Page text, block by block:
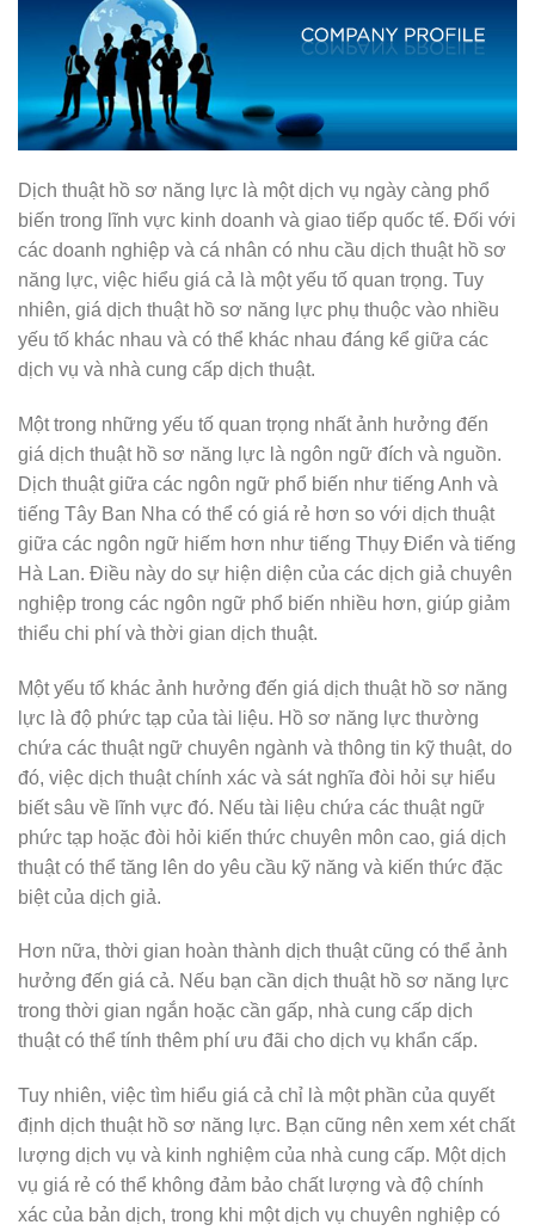
Dịch thuật hồ sơ năng lực là một dịch vụ ngày càng phổ
biến trong lĩnh vực kinh doanh và giao tiếp quốc tế. Đối với
các doanh nghiệp và cá nhân có nhu cầu dịch thuật hồ sơ
năng lực, việc hiểu giá cả là một yếu tố quan trọng. Tuy
nhiên, giá dịch thuật hồ sơ năng lực phụ thuộc vào nhiều
yếu tố khác nhau và có thể khác nhau đáng kể giữa các
dịch vụ và nhà cung cấp dịch thuật.
Một trong những yếu tố quan trọng nhất ảnh hưởng đến
giá dịch thuật hồ sơ năng lực là ngôn ngữ đích và nguồn.
Dịch thuật giữa các ngôn ngữ phổ biến như tiếng Anh và
tiếng Tây Ban Nha có thể có giá rẻ hơn so với dịch thuật
giữa các ngôn ngữ hiếm hơn như tiếng Thụy Điển và tiếng
Hà Lan. Điều này do sự hiện diện của các dịch giả chuyên
nghiệp trong các ngôn ngữ phổ biến nhiều hơn, giúp giảm
thiểu chi phí và thời gian dịch thuật.
Một yếu tố khác ảnh hưởng đến giá dịch thuật hồ sơ năng
lực là độ phức tạp của tài liệu. Hồ sơ năng lực thường
chứa các thuật ngữ chuyên ngành và thông tin kỹ thuật, do
đó, việc dịch thuật chính xác và sát nghĩa đòi hỏi sự hiểu
biết sâu về lĩnh vực đó. Nếu tài liệu chứa các thuật ngữ
phức tạp hoặc đòi hỏi kiến thức chuyên môn cao, giá dịch
thuật có thể tăng lên do yêu cầu kỹ năng và kiến thức đặc
biệt của dịch giả.
Hơn nữa, thời gian hoàn thành dịch thuật cũng có thể ảnh
hưởng đến giá cả. Nếu bạn cần dịch thuật hồ sơ năng lực
trong thời gian ngắn hoặc cần gấp, nhà cung cấp dịch
thuật có thể tính thêm phí ưu đãi cho dịch vụ khẩn cấp.
Tuy nhiên, việc tìm hiểu giá cả chỉ là một phần của quyết
định dịch thuật hồ sơ năng lực. Bạn cũng nên xem xét chất
lượng dịch vụ và kinh nghiệm của nhà cung cấp. Một dịch
vụ giá rẻ có thể không đảm bảo chất lượng và độ chính
xác của bản dịch, trong khi một dịch vụ chuyên nghiệp có